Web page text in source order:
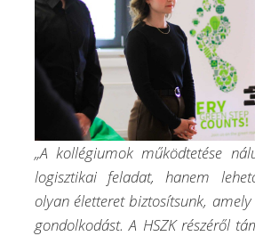
„A kollégiumok működtetése
logisztikai feladat, hanem
olyanéletteret biztosítsunk,
gondolkodást. A HSZK részéről